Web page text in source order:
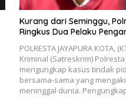
Kurang dari Seminggu,
Ringkus Dua Pelaku
POLRESTA JAYAPURA KOTA,
Kriminal (Satreskrim)
mengungkap kasus tindak
bersama-sama yang
meninggal dunia.